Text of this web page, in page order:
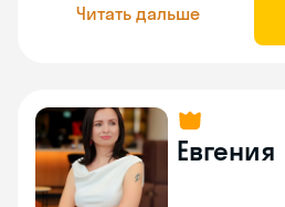
Читать дальше
Евгения